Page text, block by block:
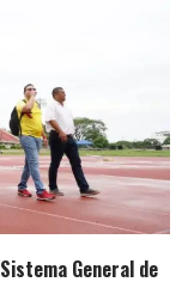
Sistema General de